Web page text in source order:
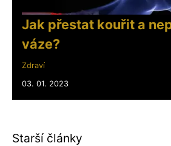
Jak přestat kouřit a
váze?
Zdraví
03. 01. 2023
Starší články